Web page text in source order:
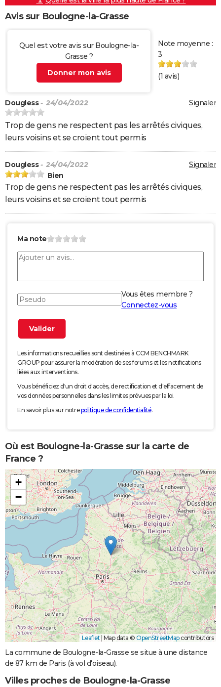
Avis sur Boulogne-la-Grasse
Quel est votre avis sur Boulogne-la-
Grasse ?
Donner mon avis
Note moyenne :
3
(1 avis)
Signaler
Dougless- 24/04/2022
Trop de gens ne respectent pas les arrêtés civiques,
leurs voisins et se croient tout permis
Signaler
Dougless- 24/04/2022
Bien
Trop de gens ne respectent pas les arrêtés civiques,
leurs voisins et se croient tout permis
Ma note
Vous êtes membre ?
Connectez-vous
Les informations recueillies sont destinées à CCM BENCHMARK
GROUP pour assurer la modération de ses forums et les notifications
liées aux interventions.
Vous bénéficiez d'un droit d'accès, de rectification et d'effacement de
vos données personnelles dans les limites prévues par la loi.
En savoir plus sur notrepolitique de confidentialité.
Où est Boulogne-la-Grasse sur la carte de
France ?
+
−
Leaflet Map data © OpenStreetMapcontributors
La commune de Boulogne-la-Grasse se situe à une distance
de 87 km de Paris (à vol d'oiseau).
Villes proches de Boulogne-la-Grasse